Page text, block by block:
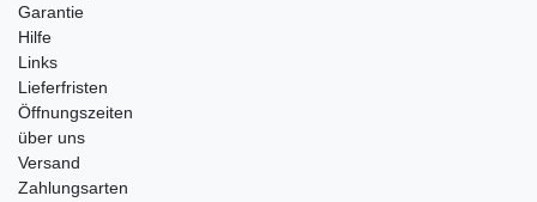
Garantie
Hilfe
Links
Lieferfristen
Öffnungszeiten
über uns
Versand
Zahlungsarten